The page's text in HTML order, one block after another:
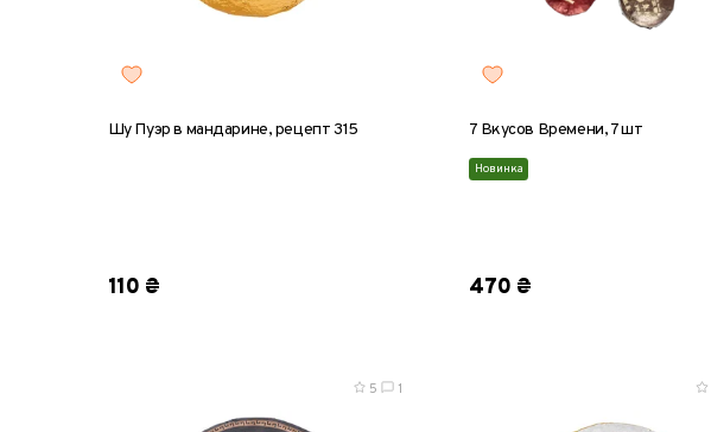
Шу Пуэр в мандарине, рецепт 315
110 ₴
7 Вкусов Времени, 7 шт
Новинка
470 ₴
5 1